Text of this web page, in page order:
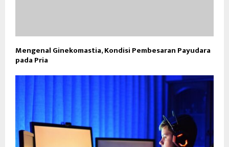
Mengenal Ginekomastia, Kondisi Pembesaran Payudara
pada Pria